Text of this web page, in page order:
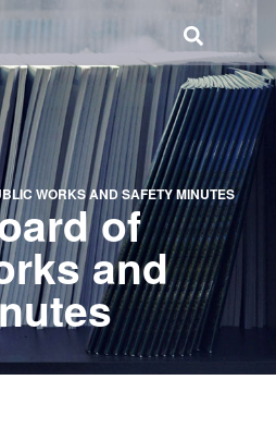
WORKS AND SAFETY MINUTES
of
and